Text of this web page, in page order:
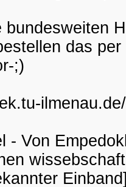
bundesweiten
das
;)
- Von